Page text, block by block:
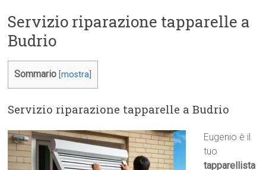
Servizio riparazione tapparelle a
Budrio
Sommario [mostra
Servizio riparazione tapparelle a Budrio
Eugenio è il
tuo
tapparellista